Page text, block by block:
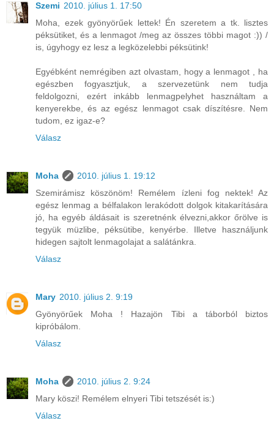
Szemi 2010. július 1. 17:50
Moha, ezek gyönyörűek lettek! Én szeretem a tk. lisztes
péksütiket, és a lenmagot /meg az összes többi magot :)) /
is, úgyhogy ez lesz a legközelebbi péksütink!
Egyébként nemrégiben azt olvastam, hogy a lenmagot , ha
egészben fogyasztjuk, a szervezetünk nem tudja
feldolgozni, ezért inkább lenmagpelyhet használtam a
kenyerekbe, és az egész lenmagot csak díszítésre. Nem
tudom, ez igaz-e?
Válasz
Moha
2010. július 1. 19:12
Szemirámisz köszönöm! Remélem ízleni fog nektek! Az
egész lenmag a bélfalakon lerakódott dolgok kitakarítására
jó, ha egyéb áldásait is szeretnénk élvezni,akkor őrölve is
tegyük müzlibe, péksütibe, kenyérbe. Illetve használjunk
hidegen sajtolt lenmagolajat a salátánkra.
Válasz
Mary 2010. július 2. 9:19
Gyönyörűek Moha ! Hazajön Tibi a táborból biztos
kipróbálom.
Válasz
Moha
2010. július 2. 9:24
Mary köszi! Remélem elnyeri Tibi tetszését is:)
Válasz